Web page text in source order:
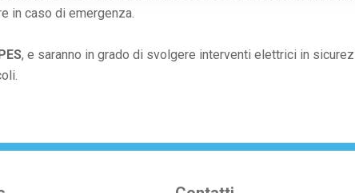
in caso di emergenza.
, e saranno in grado di svolgere interventi elettrici in